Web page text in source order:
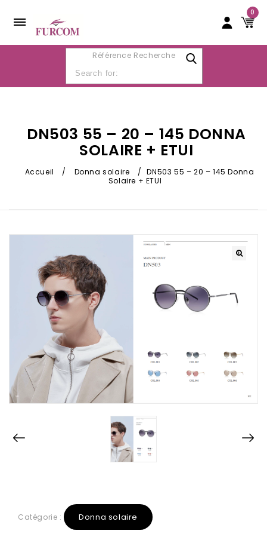
0
Référence Recherche
DN503 55 – 20 – 145 DONNA
SOLAIRE + ETUI
Accueil / Donna solaire /
DN503 55 – 20 – 145 Donna
Solaire + ETUI
Catégorie : Donna solaire